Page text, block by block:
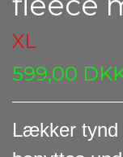
XL
599,00
Lækker tynd